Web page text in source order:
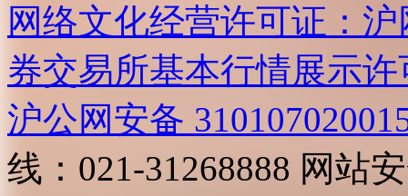
网络文化经营许可证：
券交易所基本行情展示许
沪公网安备
线：021-31268888 网站